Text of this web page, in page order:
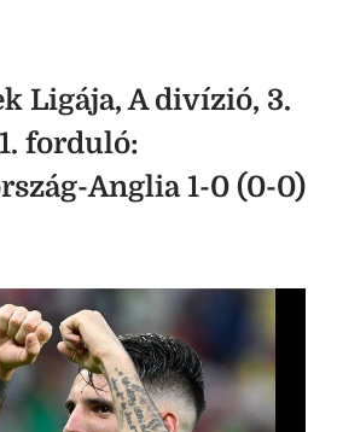
Ligája, A divízió, 3.
forduló:
Anglia 1-0 (0-0)